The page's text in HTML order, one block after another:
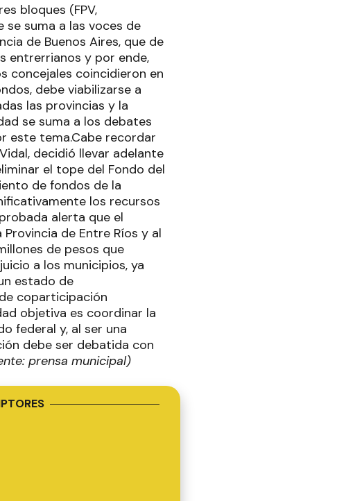
bloques (FPV,
se suma a las voces de
de Buenos Aires, que de
entrerrianos y por ende,
concejales coincidieron en
debe viabilizarse a
las provincias y la
se suma a los debates
este tema.Cabe recordar
decidió llevar adelante
el tope del Fondo del
de fondos de la
los recursos
alerta que el
de Entre Ríos y al
de pesos que
a los municipios, ya
estado de
coparticipación
objetiva es coordinar la
federal y, al ser una
debe ser debatida con
prensa municipal)